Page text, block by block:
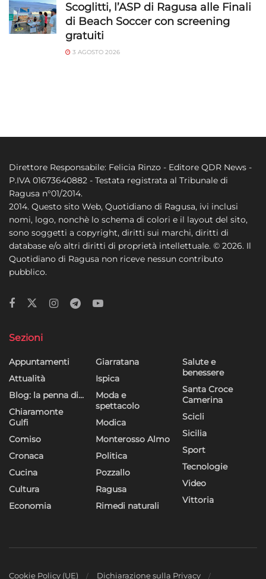
Scoglitti, l’ASP di Ragusa alle Finali
di Beach Soccer con screening
gratuiti
3 AGOSTO 2026
Direttore Responsabile: Felicia Rinzo - Editore QDR News -
P.IVA 01673640882 - Testata registrata al Tribunale di
Ragusa n°01/2014.
2014. Questo sito Web, Quotidiano di Ragusa, ivi inclusi
nomi, logo, nonchè lo schema di colori e il layout del sito,
sono soggetti a copyright, diritti sui marchi, diritti di
database e/o altri diritti di proprietà intellettuale. © 2026. Il
Quotidiano di Ragusa non riceve nessun contributo
pubblico.
Sezioni
Appuntamenti
Attualità
Blog: la penna di…
Chiaramonte
Gulfi
Comiso
Cronaca
Cucina
Cultura
Economia
Giarratana
Ispica
Moda e
spettacolo
Modica
Monterosso Almo
Politica
Pozzallo
Ragusa
Rimedi naturali
Salute e
benessere
Santa Croce
Camerina
Scicli
Sicilia
Sport
Tecnologie
Video
Vittoria
Cookie Policy (UE) Dichiarazione sulla Privacy